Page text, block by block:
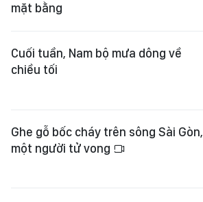
mặt bằng
Cuối tuần, Nam bộ mưa dông về
chiều tối
Ghe gỗ bốc cháy trên sông Sài Gòn,
một người tử vong